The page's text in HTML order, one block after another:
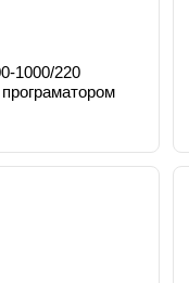
1000/220